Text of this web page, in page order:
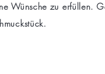
Wünsche zu erfüllen.